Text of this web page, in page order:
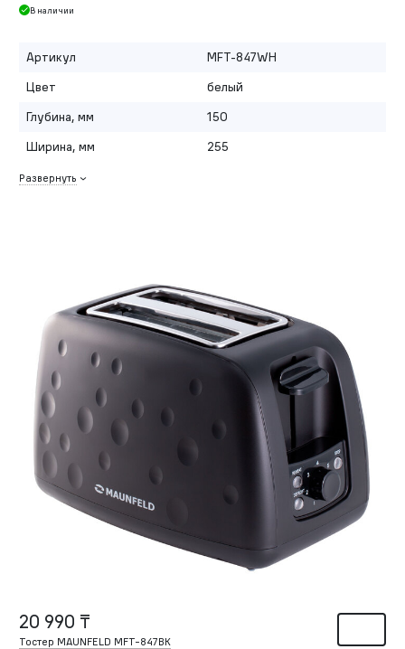
В наличии
Артикул
MFT-847WH
Цвет
белый
Глубина, мм
150
Ширина, мм
255
Развернуть
20 990 ₸
Тостер MAUNFELD MFT-847BK